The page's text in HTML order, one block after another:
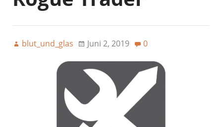
blut_und_glas Juni 2, 2019 0